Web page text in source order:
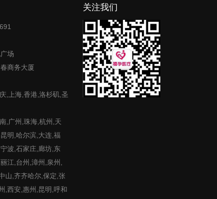
场
商务大厦
,上海,香港,洛杉矶,圣
,广州,珠海,杭州,天
明,哈尔滨,大连,福
波,石家庄,廊坊,东
江,台州,漳州,泉州,
山,齐齐哈尔,保定,张
,西安,惠州,昆明,呼和
关注我们